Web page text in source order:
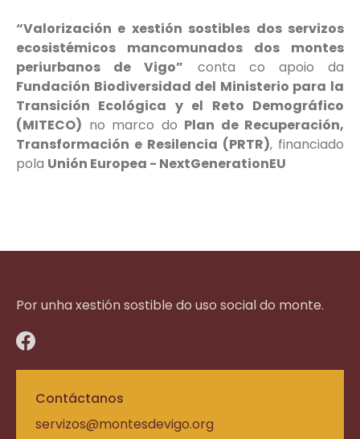
“Valorización e xestión sostibles dos servizos
ecosistémicos mancomunados dos montes
periurbanos de Vigo” conta co apoio da
Fundación Biodiversidad del Ministerio para la
Transición Ecológica y el Reto Demográfico
(MITECO) no marco do Plan de Recuperación,
Transformación e Resilencia (PRTR), financiado
pola Unión Europea - NextGenerationEU
Por unha xestión sostible do uso social do monte.
Contáctanos
servizos@montesdevigo.org